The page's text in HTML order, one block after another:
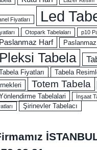
Fiyatları Led
Otopark Tabelaları p10
Paslanmaz Harf
Pleksi Tabela
Fiyatları Tabela
Totem Tabela
Tabelalari İnşaat
Şirinevler Tabelacı